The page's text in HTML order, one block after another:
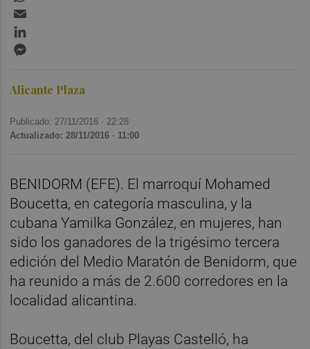
Alicante Plaza
Publicado: 27/11/2016 · 22:28
Actualizado: 28/11/2016 · 11:00
BENIDORM (EFE). El marroquí Mohamed
Boucetta, en categoría masculina, y la
cubana Yamilka González, en mujeres, han
sido los ganadores de la trigésimo tercera
edición del Medio Maratón de Benidorm, que
ha reunido a más de 2.600 corredores en la
localidad alicantina.
Boucetta, del club Playas Castelló, ha